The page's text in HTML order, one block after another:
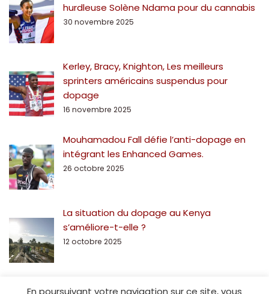
hurdleuse Solène Ndama pour du cannabis
30 novembre 2025
Kerley, Bracy, Knighton, Les meilleurs
sprinters américains suspendus pour
dopage
16 novembre 2025
Mouhamadou Fall défie l’anti-dopage en
intégrant les Enhanced Games.
26 octobre 2025
La situation du dopage au Kenya
s’améliore-t-elle ?
12 octobre 2025